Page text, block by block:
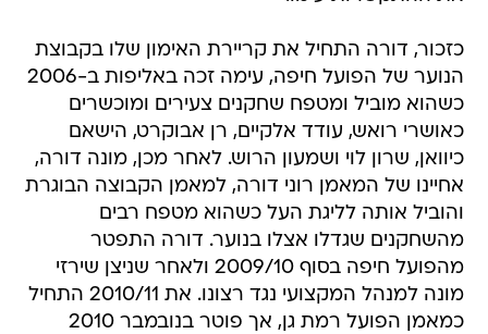
כזכור, דורה התחיל את קריירת האימון שלו בקבוצת
הנוער של הפועל חיפה, עימה זכה באליפות ב-2006
כשהוא מוביל ומטפח שחקנים צעירים ומוכשרים
כאושרי רואש, עודד אלקיים, רן אבוקרט, הישאם
כיוואן, שרון לוי ושמעון הרוש. לאחר מכן, מונה דורה,
אחיינו של המאמן רוני דורה, למאמן הקבוצה הבוגרת
והוביל אותה לליגת העל כשהוא מטפח רבים
מהשחקנים שגדלו אצלו בנוער. דורה התפטר
מהפועל חיפה בסוף 2009/10 ולאחר שניצן שירזי
מונה למנהל המקצועי נגד רצונו. את 2010/11 התחיל
כמאמן הפועל רמת גן, אך פוטר בנובמבר 2010